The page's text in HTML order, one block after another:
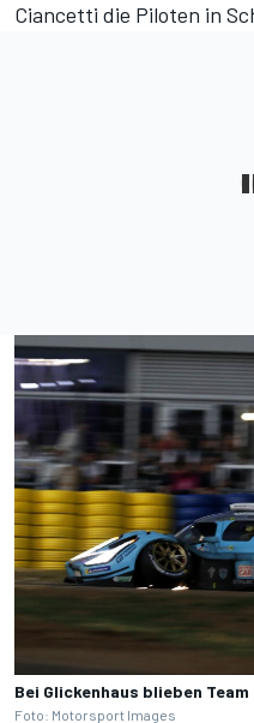
Ciancetti die Piloten in
Bei Glickenhaus blieben
Foto: Motorsport Images